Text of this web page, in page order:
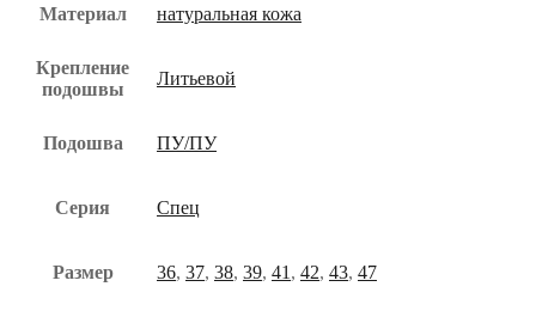
Материал натуральная кожа
Крепление
подошвы
Литьевой
Подошва ПУ/ПУ
Серия Спец
Размер 36, 37, 38, 39, 41 , 42, 43, 47